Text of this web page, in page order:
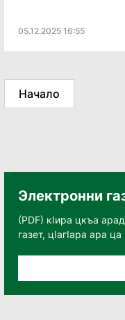
05.12.2025 16:55
Начало
Электронни
(PDF) кӀира цкъа
газет, цӀагӀара ара